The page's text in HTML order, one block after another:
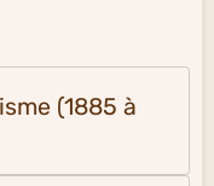
(1885 à